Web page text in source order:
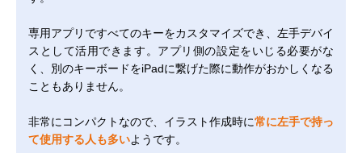
専用アプリですべてのキーをカスタマイズでき、左手デバイ
スとして活用できます。アプリ側の設定をいじる必要がな
く、別のキーボードをiPadに繋げた際に動作がおかしくなる
こともありません。
非常にコンパクトなので、イラスト作成時に常に左手で持っ
て使用する人も多いようです。